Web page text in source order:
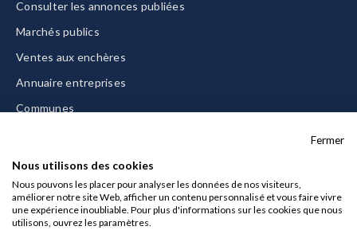
Consulter les annonces publiées
Marchés publics
Ventes aux enchères
Annuaire entreprises
Communes
A PROPOS
Evénements
Fermer
Nous utilisons des cookies
Nous pouvons les placer pour analyser les données de nos visiteurs,
améliorer notre site Web, afficher un contenu personnalisé et vous faire vivre
une expérience inoubliable. Pour plus d'informations sur les cookies que nous
utilisons, ouvrez les paramètres.